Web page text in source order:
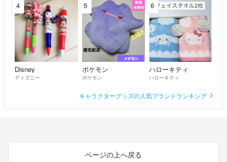
4
Disney
ディズニー
5
ポケモン
ポケモン
6
ハローキティ
ハローキティ
キャラクターグッズの人気ブランドランキング
ページの上へ戻る